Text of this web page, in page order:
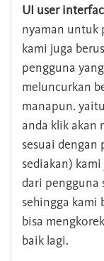
UI user
nyaman untuk
kami juga
pengguna
meluncurkan
manapun.
anda klik akan
sesuai dengan
sediakan)
dari pengguna
sehingga kami
bisa
baik lagi.